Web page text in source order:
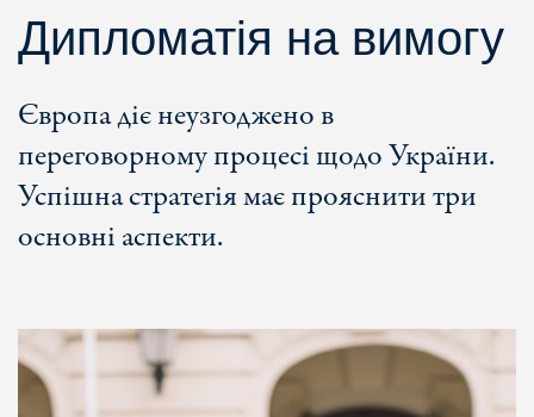
Дипломатія на вимогу
Європа діє неузгоджено в
переговорному процесі щодо України.
Успішна стратегія має прояснити три
основні аспекти.